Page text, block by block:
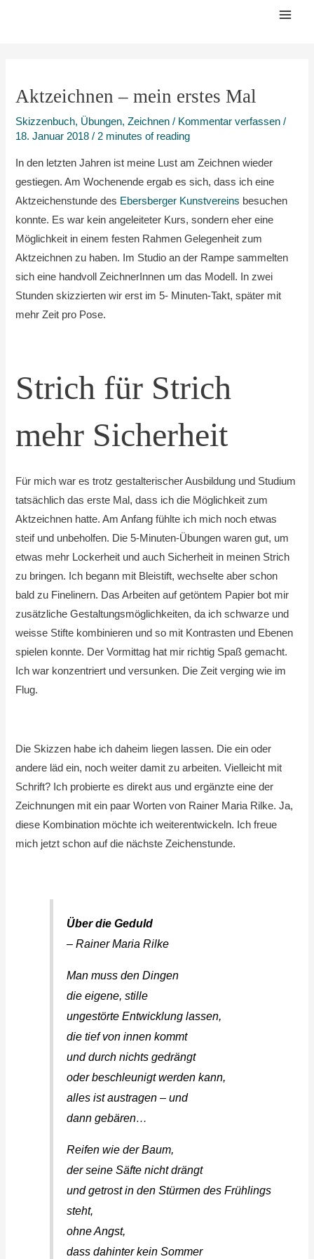
Aktzeichnen – mein erstes Mal
Skizzenbuch, Übungen,Zeichnen / Kommentar verfassen /
18. Januar 2018/ 2 minutes of reading
In den letzten Jahren ist meine Lust am Zeichnen wieder
gestiegen. Am Wochenende ergab es sich, dass ich eine
Aktzeichenstunde des Ebersberger Kunstvereins besuchen
konnte. Es war kein angeleiteter Kurs, sondern eher eine
Möglichkeit in einem festen Rahmen Gelegenheit zum
Aktzeichnen zu haben. Im Studio an der Rampe sammelten
sich eine handvoll ZeichnerInnen um das Modell. In zwei
Stunden skizzierten wir erst im 5- Minuten-Takt, später mit
mehr Zeit pro Pose.
Strich für Strich
mehr Sicherheit
Für mich war es trotz gestalterischer Ausbildung und Studium
tatsächlich das erste Mal, dass ich die Möglichkeit zum
Aktzeichnen hatte. Am Anfang fühlte ich mich noch etwas
steif und unbeholfen. Die 5-Minuten-Übungen waren gut, um
etwas mehr Lockerheit und auch Sicherheit in meinen Strich
zu bringen. Ich begann mit Bleistift, wechselte aber schon
bald zu Finelinern. Das Arbeiten auf getöntem Papier bot mir
zusätzliche Gestaltungsmöglichkeiten, da ich schwarze und
weisse Stifte kombinieren und so mit Kontrasten und Ebenen
spielen konnte. Der Vormittag hat mir richtig Spaß gemacht.
Ich war konzentriert und versunken. Die Zeit verging wie im
Flug.
Die Skizzen habe ich daheim liegen lassen. Die ein oder
andere läd ein, noch weiter damit zu arbeiten. Vielleicht mit
Schrift? Ich probierte es direkt aus und ergänzte eine der
Zeichnungen mit ein paar Worten von Rainer Maria Rilke. Ja,
diese Kombination möchte ich weiterentwickeln. Ich freue
mich jetzt schon auf die nächste Zeichenstunde.
Über die Geduld
– Rainer Maria Rilke
Man muss den Dingen
die eigene, stille
ungestörte Entwicklung lassen,
die tief von innen kommt
und durch nichts gedrängt
oder beschleunigt werden kann,
alles ist austragen – und
dann gebären…
Reifen wie der Baum,
der seine Säfte nicht drängt
und getrost in den Stürmen des Frühlings
steht,
ohne Angst,
dass dahinter kein Sommer